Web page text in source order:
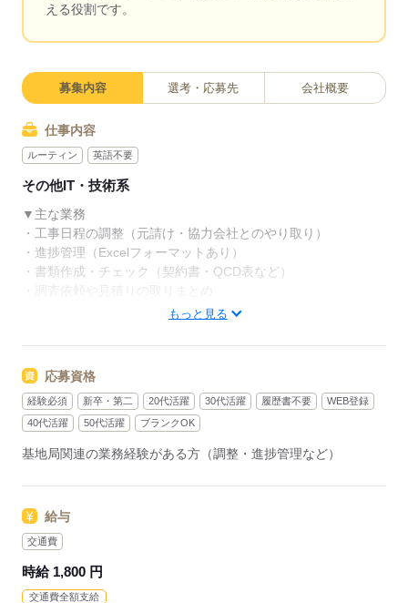
える役割です。
募集内容 選考・応募先 会社概要
仕事内容
ルーティン 英語不要
その他IT・技術系
▼主な業務
・工事日程の調整（元請け・協力会社とのやり取り）
・進捗管理（Excelフォーマットあり）
・書類作成・チェック（契約書・QCD表など）
・調査依頼や見積りの取りまとめ
・一部、現地確認の外出あり（頻度少なめ）
▼この仕事のポイント
・残業ほぼなしでプライベート充実
・駅徒歩2分で通勤ラクラク
・大手通信企業で長期安定
・幅広い年齢層が活躍中の落ち着いた職場
応募する
もっと見る
応募資格
経験必須 新卒・第二 20代活躍 30代活躍 履歴書不要
WEB登録
40代活躍
50代活躍 ブランクOK
基地局関連の業務経験がある方（調整・進捗管理など）
給与
交通費
時給 1,800 円
交通費全額支給